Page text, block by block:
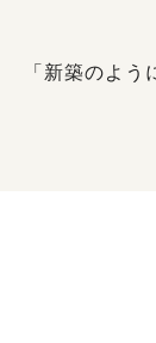
「新築のよう